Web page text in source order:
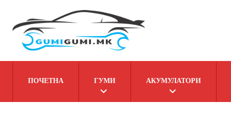
ПОЧЕТНА ГУМИ АКУМУЛАТОРИ